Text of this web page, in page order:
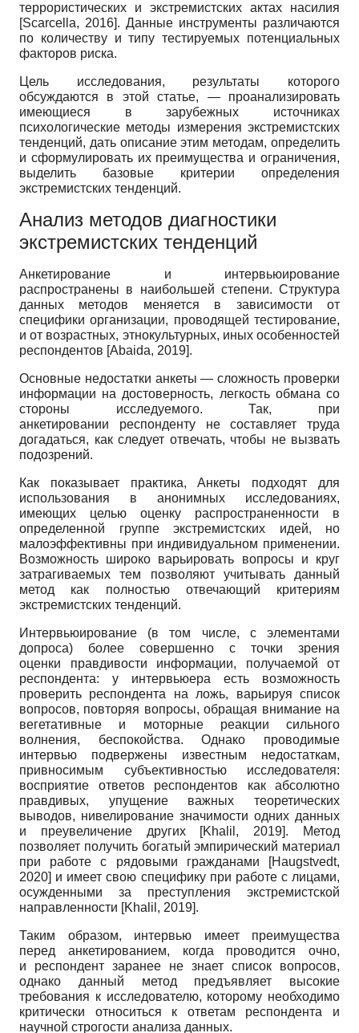
террористических и экстремистских актах насилия
[Scarcella, 2016]. Данные инструменты различаются
по количеству и типу тестируемых потенциальных
факторов риска.
Цель исследования, результаты которого
обсуждаются в этой статье, — проанализировать
имеющиеся в зарубежных источниках
психологические методы измерения экстремистских
тенденций, дать описание этим методам, определить
и сформулировать их преимущества и ограничения,
выделить базовые критерии определения
экстремистских тенденций.
Анализ методов диагностики
экстремистских тенденций
Анкетирование и интервьюирование
распространены в наибольшей степени. Структура
данных методов меняется в зависимости от
специфики организации, проводящей тестирование,
и от возрастных, этнокультурных, иных особенностей
респондентов [Abaida, 2019].
Основные недостатки анкеты — сложность проверки
информации на достоверность, легкость обмана со
стороны исследуемого. Так, при
анкетировании респонденту не составляет труда
догадаться, как следует отвечать, чтобы не вызвать
подозрений.
Как показывает практика, Анкеты подходят для
использования в анонимных исследованиях,
имеющих целью оценку распространенности в
определенной группе экстремистских идей, но
малоэффективны при индивидуальном применении.
Возможность широко варьировать вопросы и круг
затрагиваемых тем позволяют учитывать данный
метод как полностью отвечающий критериям
экстремистских тенденций.
Интервьюирование (в том числе, с элементами
допроса) более совершенно с точки зрения
оценки правдивости информации, получаемой от
респондента: у интервьюера есть возможность
проверить респондента на ложь, варьируя список
вопросов, повторяя вопросы, обращая внимание на
вегетативные и моторные реакции сильного
волнения, беспокойства. Однако проводимые
интервью подвержены известным недостаткам,
привносимым субъективностью исследователя:
восприятие ответов респондентов как абсолютно
правдивых, упущение важных теоретических
выводов, нивелирование значимости одних данных
и преувеличение других [Khalil, 2019]. Метод
позволяет получить богатый эмпирический материал
при работе с рядовыми гражданами
[Haugstvedt,
2020] и имеет свою специфику при работе с лицами,
осужденными за преступления экстремистской
направленности [Khalil, 2019].
Таким образом, интервью имеет преимущества
перед анкетированием, когда проводится очно,
и респондент заранее не знает список вопросов,
однако данный метод предъявляет высокие
требования к исследователю, которому необходимо
критически относиться к ответам респондента и
научной строгости анализа данных.